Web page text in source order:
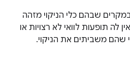
שבהם כלי הניקוי מזהה
לה תופעות לוואי לא רצויות או
משביתים את הניקוי.